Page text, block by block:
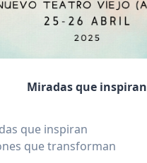
Miradas que inspiran
que inspiran
que transforman